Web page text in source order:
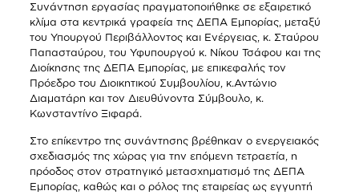
Συνάντηση εργασίας πραγματοποιήθηκε σε εξαιρετικό
κλίμα στα κεντρικά γραφεία της ΔΕΠΑ Εμπορίας, μεταξύ
του Υπουργού Περιβάλλοντος και Ενέργειας, κ. Σταύρου
Παπασταύρου, του Υφυπουργού κ. Νίκου Τσάφου και της
Διοίκησης της ΔΕΠΑ Εμπορίας, με επικεφαλής τον
Πρόεδρο του Διοικητικού Συμβουλίου, κ.Αντώνιο
Διαματάρη και τον Διευθύνοντα Σύμβουλο, κ.
Κωνσταντίνο Ξιφαρά.
Στο επίκεντρο της συνάντησης βρέθηκαν ο ενεργειακός
σχεδιασμός της χώρας για την επόμενη τετραετία, η
πρόοδος στον στρατηγικό μετασχηματισμό της ΔΕΠΑ
Εμπορίας, καθώς και ο ρόλος της εταιρείας ως εγγυητή